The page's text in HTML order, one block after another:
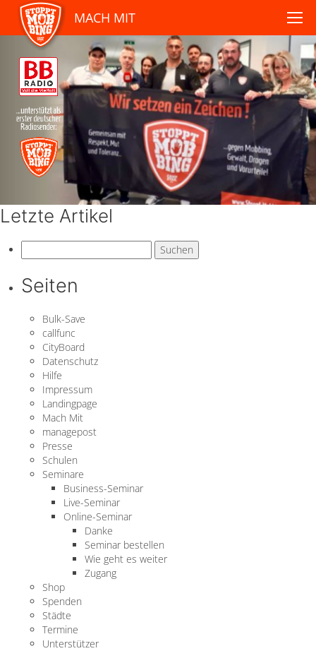
MACH MIT
Letzte Artikel
nach:
Seiten
Bulk-Save
callfunc
CityBoard
Datenschutz
Hilfe
Impressum
Landingpage
Mach Mit
managepost
Presse
Schulen
Seminare
Business-Seminar
Live-Seminar
Online-Seminar
Danke
Seminar bestellen
Wie geht es weiter
Zugang
Shop
Spenden
Städte
Termine
Unterstützer